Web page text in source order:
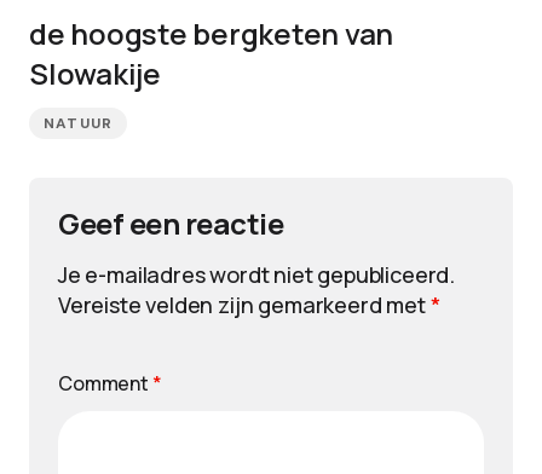
de hoogste bergketen van
Slowakije
NATUUR
Geef een reactie
Je e-mailadres wordt niet gepubliceerd.
Vereiste velden zijn gemarkeerd met*
Comment *